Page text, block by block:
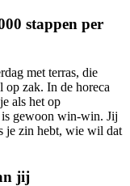
stappen per
met terras, die
op zak. In de horeca
als het op
gewoon win-win. Jij
je zin hebt, wie wil dat
jij